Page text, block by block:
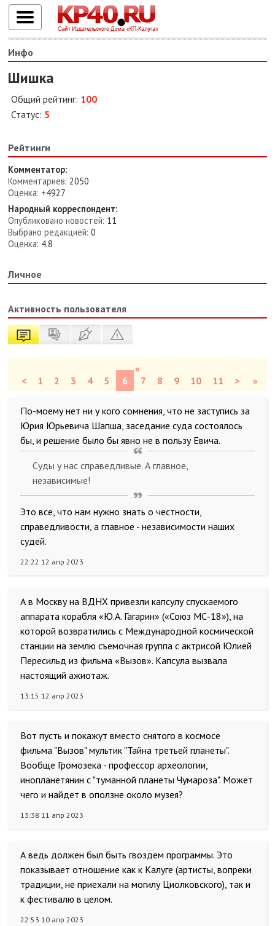
Инфо
Шишка
Общий рейтинг: 100
Статус: 5
Рейтинги
Комментатор:
Комментариев: 2050
Оценка: +4927
Народный корреспондент:
Опубликовано новостей: 11
Выбрано редакцией: 0
Оценка: 4.8
Личное
Активность пользователя
«
<
1 2 3 4 5 6 7 8 9 10 11 > »
По-моему нет ни у кого сомнения, что не заступись за
Юрия Юрьевича Шапша, заседание суда состоялось
бы, и решение было бы явно не в пользу Евича.
Суды у нас справедливые. А главное,
независимые!
Это все, что нам нужно знать о честности,
справедливости, а главное - независимости наших
судей.
22:22 12 апр 2023
А в Москву на ВДНХ привезли капсулу спускаемого
аппарата корабля «Ю.А. Гагарин» («Союз МС-18»), на
которой возвратились с Международной космической
станции на землю съемочная группа с актрисой Юлией
Пересильд из фильма «Вызов». Капсула вызвала
настоящий ажиотаж.
13:15 12 апр 2023
Вот пусть и покажут вместо снятого в космосе
фильма "Вызов" мультик "Тайна третьей планеты".
Вообще Громозека - профессор археологии,
инопланетянин с "туманной планеты Чумароза". Может
чего и найдет в оползне около музея?
13:38 11 апр 2023
А ведь должен был быть гвоздем программы. Это
показывает отношение как к Калуге (артисты, вопреки
традиции, не приехали на могилу Циолковского), так и
к фестивалю в целом.
22:53 10 апр 2023